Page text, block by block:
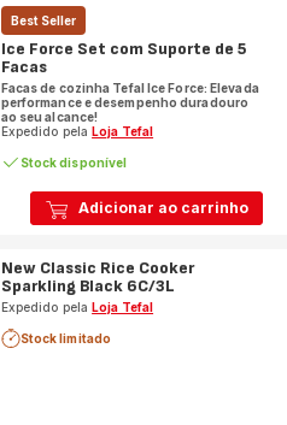
Adicionar ao carrinho
Best Seller
Ice Force Set com Suporte de 5
Facas
Facas de cozinha Tefal Ice Force: Elevada
performance e desempenho duradouro
ao seu alcance!
Expedido pelaLoja Tefal
Stock disponível
New Classic Rice Cooker
Sparkling Black 6C/3L
Expedido pelaLoja Tefal
Stock limitado